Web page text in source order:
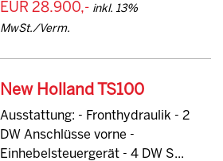
EUR 28.900,- inkl. 13%
MwSt./Verm.
New Holland TS100
Ausstattung: - Fronthydraulik - 2
DW Anschlüsse vorne -
Einhebelsteuergerät - 4 DW S...